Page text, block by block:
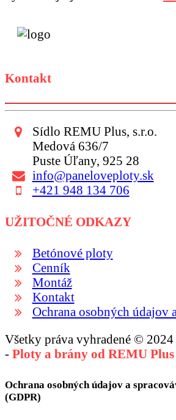
Kontakt
Sídlo REMU Plus, s.r.o.
Medová 636/7
Puste Úľany, 925 28
info@paneloveploty.sk
+421 948 134 706
UŽITOČNÉ ODKAZY
Betónové ploty
Cenník
Montáž
Kontakt
Ochrana osobných údajov
Všetky práva vyhradené ©
- Ploty a brány od REMU Plus
Ochrana osobných údajov a
(GDPR)